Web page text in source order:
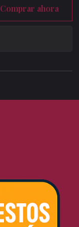
Comprar ahora